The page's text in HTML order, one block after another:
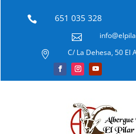
 651 035 328


C/ La Dehesa, 50 El